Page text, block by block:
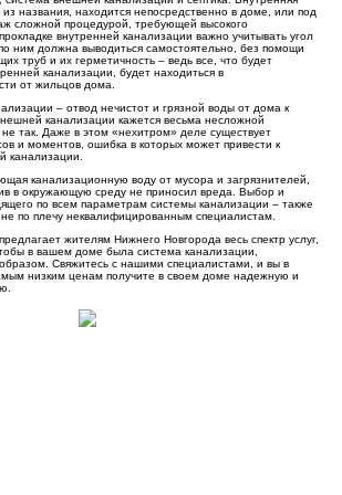
из названия, находится непосредственно в доме, или под
сложной процедурой, требующей высокого
внутренней канализации важно учитывать угол
ним должна выводиться самостоятельно, без помощи
труб и их герметичность – ведь все, что будет
канализации, будет находиться в
от жильцов дома.
– отвод нечистот и грязной воды от дома к
канализации кажется весьма несложной
так. Даже в этом «нехитром» деле существует
и моментов, ошибка в которых может привести к
канализации.
канализационную воду от мусора и загрязнителей,
в окружающую среду не приносил вреда. Выбор и
по всем параметрам системы канализации – также
по плечу неквалифицированным специалистам.
жителям Нижнего Новгорода весь спектр услуг,
в вашем доме была система канализации,
Свяжитесь с нашими специалистами, и вы в
низким ценам получите в своем доме надежную и